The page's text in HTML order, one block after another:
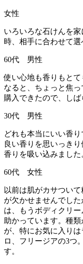
女性
いろいろな石けんを
時、相手に合わせて選
60代 男性
使い心地も香りもと
なると、ちょっと焦
購入できたので、しば
30代 男性
どれも本当にいい香
良い香りを思いっき
香りを吸い込みました
60代 女性
以前は肌がカサつい
が欠かせませんでし
は、もうボディクリ
助かっています。種
が、特にお気に入り
ロ、フリージアの3つ
す。